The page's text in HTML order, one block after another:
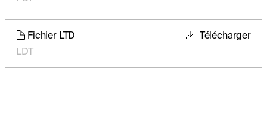
Fichier LTD
LDT
Télécharger